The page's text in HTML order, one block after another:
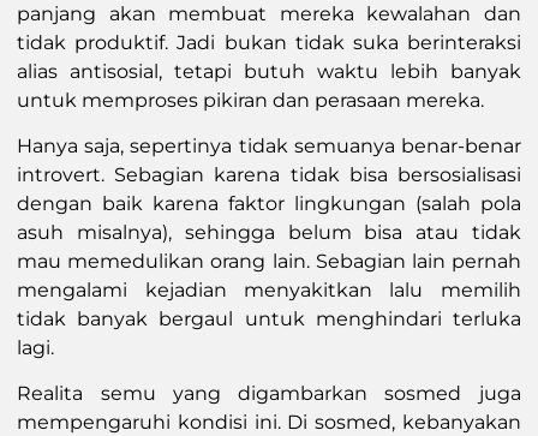
panjang akan membuat mereka kewalahan dan
tidak produktif. Jadi bukan tidak suka berinteraksi
alias antisosial, tetapi butuh waktu lebih banyak
untuk memproses pikiran dan perasaan mereka.
Hanya saja, sepertinya tidak semuanya benar-benar
introvert. Sebagian karena tidak bisa bersosialisasi
dengan baik karena faktor lingkungan (salah pola
asuh misalnya), sehingga belum bisa atau tidak
mau memedulikan orang lain. Sebagian lain pernah
mengalami kejadian menyakitkan lalu memilih
tidak banyak bergaul untuk menghindari terluka
lagi.
Realita semu yang digambarkan sosmed juga
mempengaruhi kondisi ini. Di sosmed, kebanyakan